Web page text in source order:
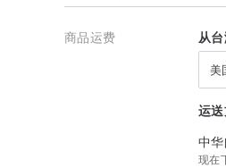
商品运费 从
美
运
中
现在